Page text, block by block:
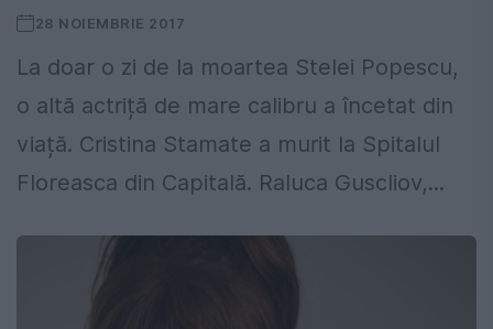
28 NOIEMBRIE 2017
La doar o zi de la moartea Stelei Popescu,
o altă actriță de mare calibru a încetat din
viață. Cristina Stamate a murit la Spitalul
Floreasca din Capitală. Raluca Guscliov,...